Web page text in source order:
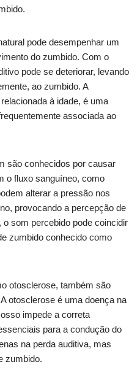
pode desempenhar um
do zumbido. Com o
pode se deteriorar, levando
ao zumbido. A
à idade, é uma
associada ao
são conhecidos por causar
o fluxo sanguíneo, como
alterar a pressão nos
provocando a percepção de
som percebido pode coincidir
zumbido conhecido como
otosclerose, também são
otosclerose é uma doença na
impede a correta
para a condução do
na perda auditiva, mas
zumbido.